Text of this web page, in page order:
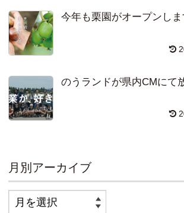
今年も栗園がオープンしま
のうランドが県内CMにて
月別アーカイブ